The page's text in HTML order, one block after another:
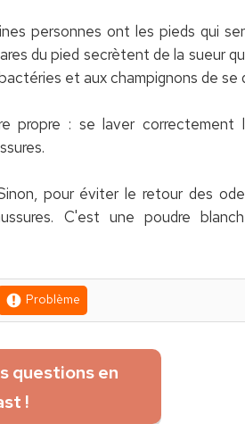
personnes ont les pieds qui
du pied secrètent de la sueur
et aux champignons de se
propre : se laver correctement
pour éviter le retour des
C'est une poudre
Problème
questions en
!